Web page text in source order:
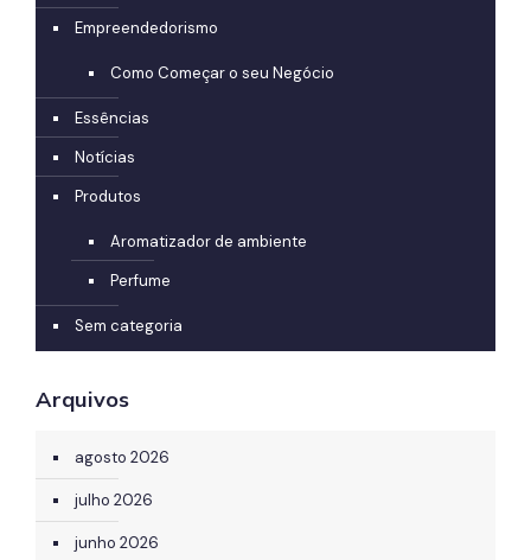
Empreendedorismo
Como Começar o seu Negócio
Essências
Notícias
Produtos
Aromatizador de ambiente
Perfume
Sem categoria
Arquivos
agosto 2026
julho 2026
junho 2026